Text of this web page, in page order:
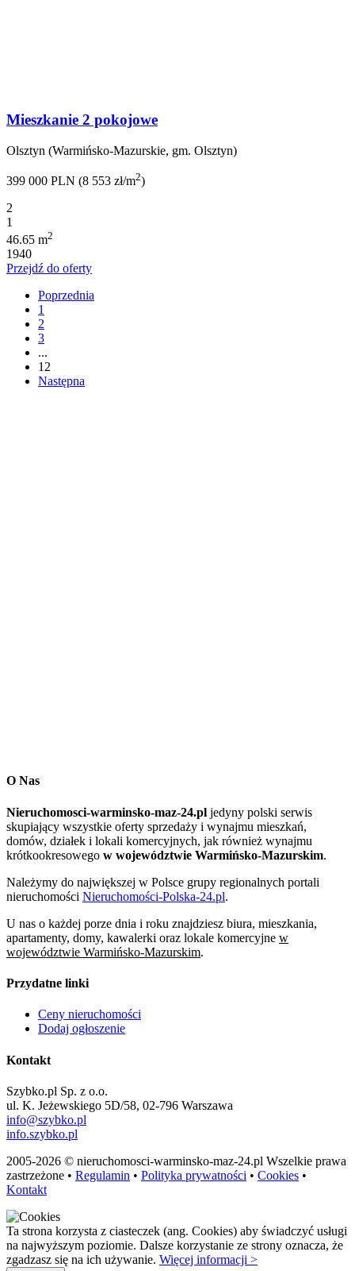
Mieszkanie 2 pokojowe
Olsztyn (Warmińsko-Mazurskie, gm. Olsztyn)
399 000 PLN (8 553 zł/m2)
2
1
46.65 m2
1940
Przejdź do oferty
Poprzednia
1
2
3
...
12
Następna
O Nas
Nieruchomosci-warminsko-maz-24.pl jedyny polski serwis
skupiający wszystkie oferty sprzedaży i wynajmu mieszkań,
domów, działek i lokali komercyjnych, jak również wynajmu
krótkookresowego w województwie Warmińsko-Mazurskim.
Należymy do największej w Polsce grupy regionalnych portali
nieruchomości Nieruchomości-Polska-24.pl.
U nas o każdej porze dnia i roku znajdziesz biura, mieszkania,
apartamenty, domy, kawalerki oraz lokale komercyjne w
województwie Warmińsko-Mazurskim.
Przydatne linki
Ceny nieruchomości
Dodaj ogłoszenie
Kontakt
Szybko.pl Sp. z o.o.
ul. K. Jeżewskiego 5D/58, 02-796 Warszawa
info@szybko.pl
info.szybko.pl
2005-2026 © nieruchomosci-warminsko-maz-24.pl Wszelkie prawa
zastrzeżone • Regulamin • Polityka prywatności • Cookies •
Kontakt
Ta strona korzysta z ciasteczek (ang. Cookies) aby świadczyć usługi
na najwyższym poziomie. Dalsze korzystanie ze strony oznacza, że
zgadzasz się na ich używanie. Więcej informacji >